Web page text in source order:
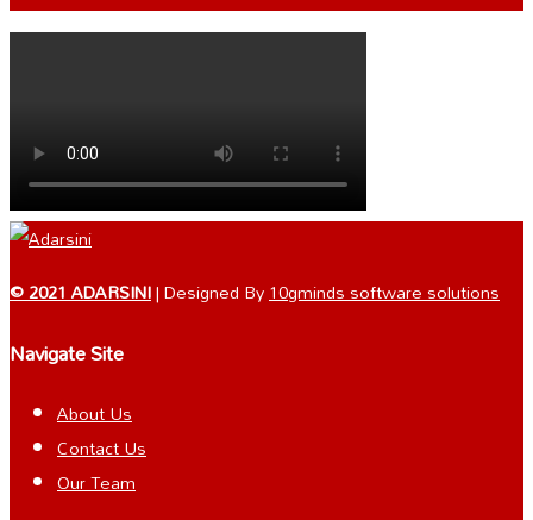
© 2021 ADARSINI| Designed By10gminds software solutions
Navigate Site
About Us
Contact Us
Our Team